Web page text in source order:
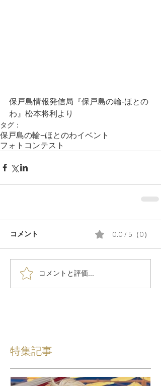
保戸島情報発信局『保戸島の輪-ほとの
わ』松本将利より
タグ：
保戸島の輪−ほとのわイベント
フォトコンテスト
コメント 0.0 / 5（0）
コメントと評価...
特集記事